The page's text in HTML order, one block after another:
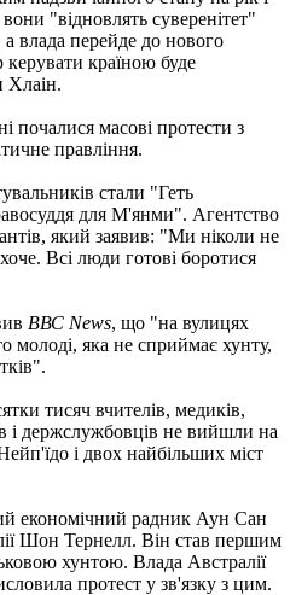
"відновлять суверенітет"
влада перейде до нового
керувати країною буде
Хлаін.
почалися масові протести з
правління.
стали "Геть
для М'янми". Агентство
який заявив: "Ми ніколи не
хоче. Всі люди готові боротися
ВВС News, що "на вулицях
молоді, яка не сприймає хунту,
тисяч вчителів, медиків,
і держслужбовців не вийшли на
і двох найбільших міст
економічний радник Аун Сан
Шон Тернелл. Він став першим
хунтою. Влада Австралії
протест у зв'язку з цим.